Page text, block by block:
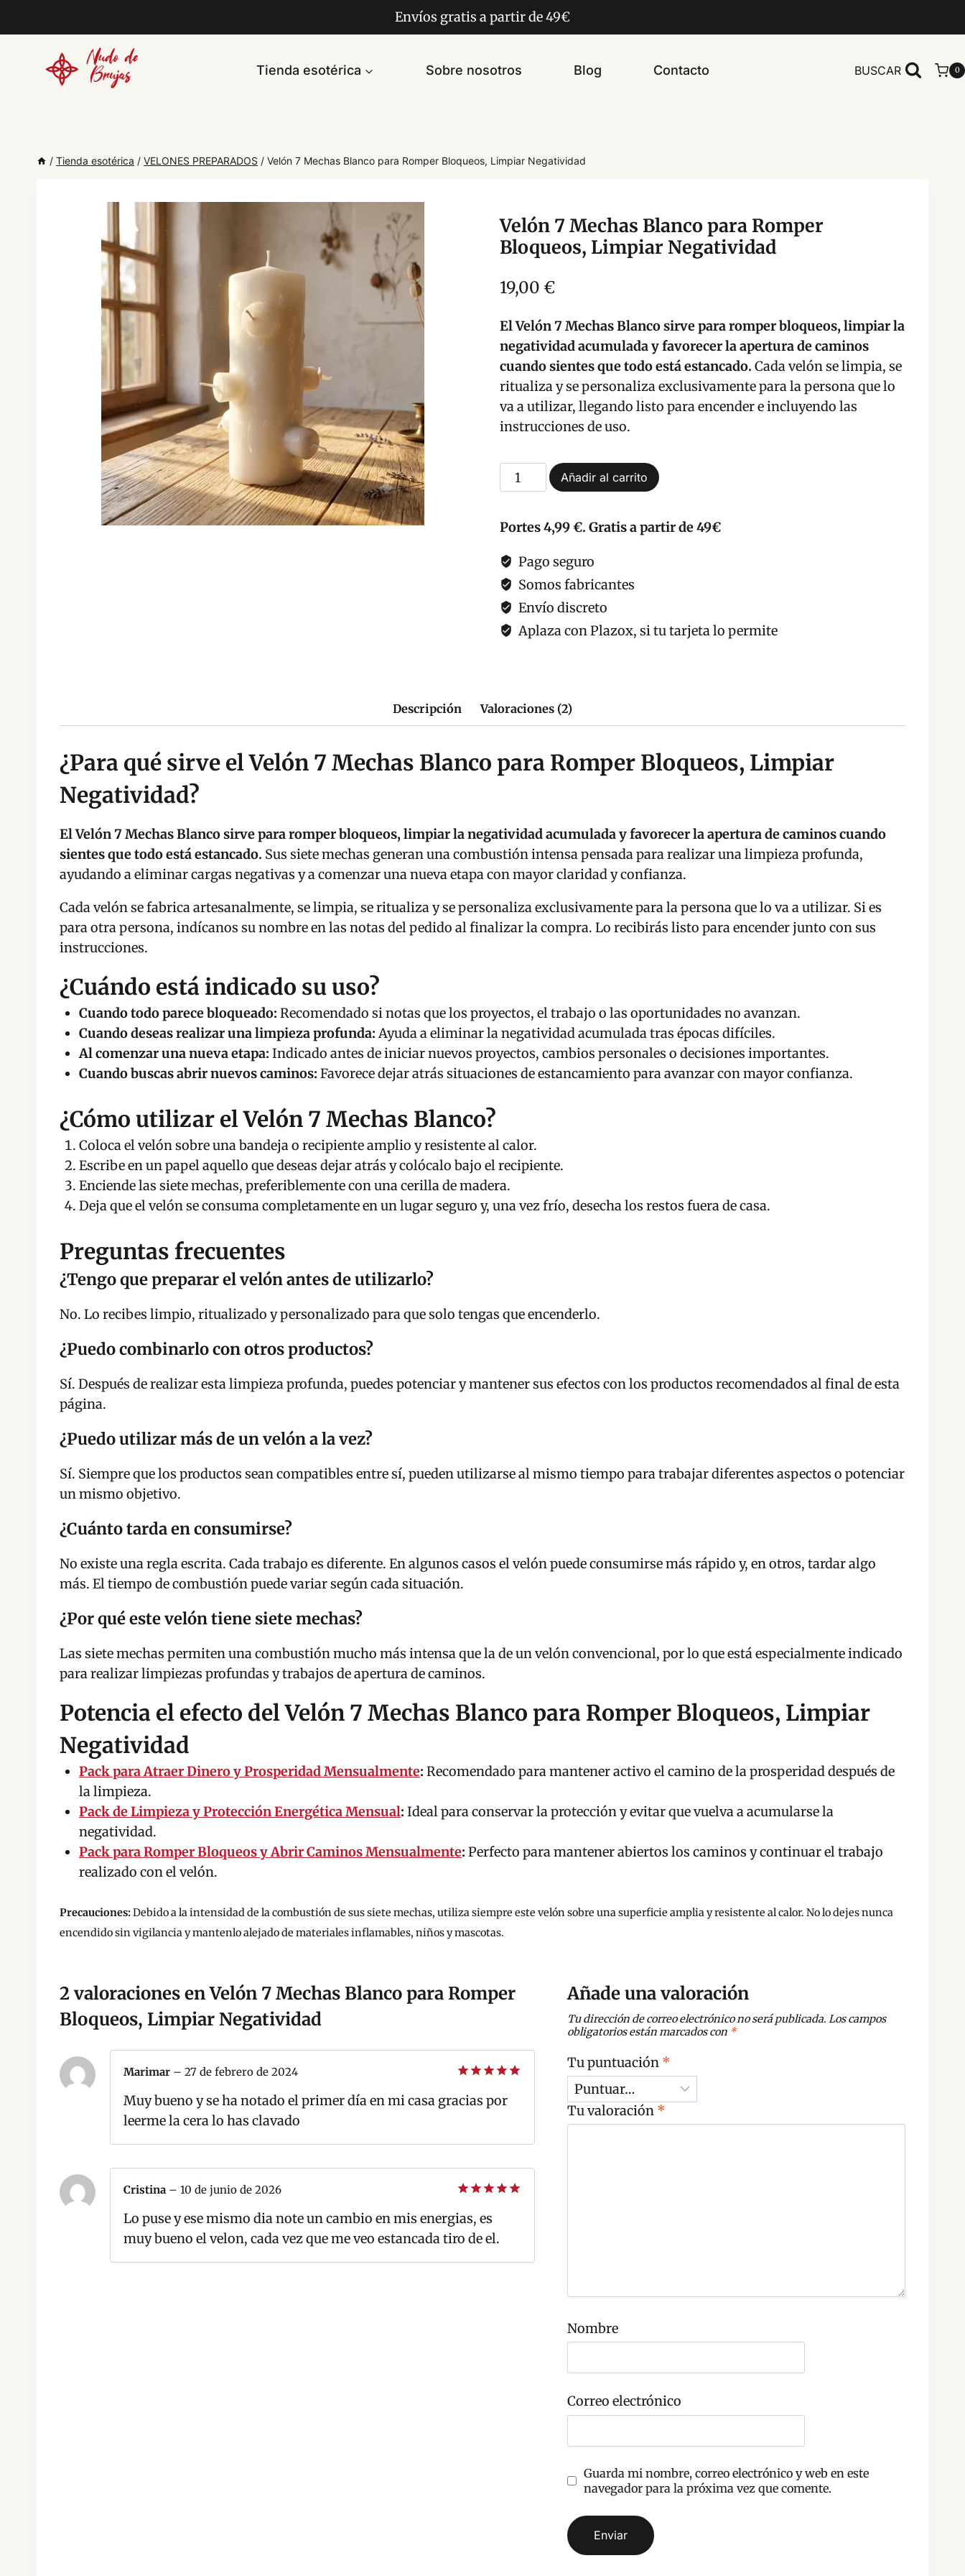
contenido
Envíos gratis a partir de 49€
Tienda esotérica Sobre nosotros Blog Contacto BUSCAR 0
/ Tienda esotérica / VELONES PREPARADOS / Velón 7 Mechas Blanco para Romper Bloqueos, Limpiar Negatividad
Velón 7 Mechas Blanco para Romper
Bloqueos, Limpiar Negatividad
19,00 €
El Velón 7 Mechas Blanco sirve para romper bloqueos, limpiar la
negatividad acumulada y favorecer la apertura de caminos
cuando sientes que todo está estancado. Cada velón se limpia, se
ritualiza y se personaliza exclusivamente para la persona que lo
va a utilizar, llegando listo para encender e incluyendo las
instrucciones de uso.
Velón
7
Blanco
para
Romper
Bloqueos,
Limpiar
Negatividad
Añadir al carrito
Portes 4,99 €. Gratis a partir de 49€
Pago seguro
Somos fabricantes
Envío discreto
Aplaza con Plazox, si tu tarjeta lo permite
Descripción Valoraciones (2)
¿Para qué sirve el Velón 7 Mechas Blanco para Romper Bloqueos, Limpiar
Negatividad?
El Velón 7 Mechas Blanco sirve para romper bloqueos, limpiar la negatividad acumulada y favorecer la apertura de caminos cuando
sientes que todo está estancado. Sus siete mechas generan una combustión intensa pensada para realizar una limpieza profunda,
ayudando a eliminar cargas negativas y a comenzar una nueva etapa con mayor claridad y confianza.
Cada velón se fabrica artesanalmente, se limpia, se ritualiza y se personaliza exclusivamente para la persona que lo va a utilizar. Si es
para otra persona, indícanos su nombre en las notas del pedido al finalizar la compra. Lo recibirás listo para encender junto con sus
instrucciones.
¿Cuándo está indicado su uso?
Cuando todo parece bloqueado: Recomendado si notas que los proyectos, el trabajo o las oportunidades no avanzan.
Cuando deseas realizar una limpieza profunda:Ayuda a eliminar la negatividad acumulada tras épocas difíciles.
Al comenzar una nueva etapa: Indicado antes de iniciar nuevos proyectos, cambios personales o decisiones importantes.
Cuando buscas abrir nuevos caminos: Favorece dejar atrás situaciones de estancamiento para avanzar con mayor confianza.
¿Cómo utilizar el Velón 7 Mechas Blanco?
Coloca el velón sobre una bandeja o recipiente amplio y resistente al calor.
Escribe en un papel aquello que deseas dejar atrás y colócalo bajo el recipiente.
Enciende las siete mechas, preferiblemente con una cerilla de madera.
Deja que el velón se consuma completamente en un lugar seguro y, una vez frío, desecha los restos fuera de casa.
Preguntas frecuentes
¿Tengo que preparar el velón antes de utilizarlo?
No. Lo recibes limpio, ritualizado y personalizado para que solo tengas que encenderlo.
¿Puedo combinarlo con otros productos?
Sí. Después de realizar esta limpieza profunda, puedes potenciar y mantener sus efectos con los productos recomendados al final de esta
página.
¿Puedo utilizar más de un velón a la vez?
Sí. Siempre que los productos sean compatibles entre sí, pueden utilizarse al mismo tiempo para trabajar diferentes aspectos o potenciar
un mismo objetivo.
¿Cuánto tarda en consumirse?
No existe una regla escrita. Cada trabajo es diferente. En algunos casos el velón puede consumirse más rápido y, en otros, tardar algo
más. El tiempo de combustión puede variar según cada situación.
¿Por qué este velón tiene siete mechas?
Las siete mechas permiten una combustión mucho más intensa que la de un velón convencional, por lo que está especialmente indicado
para realizar limpiezas profundas y trabajos de apertura de caminos.
Potencia el efecto del Velón 7 Mechas Blanco para Romper Bloqueos, Limpiar
Negatividad
Pack para Atraer Dinero y Prosperidad Mensualmente: Recomendado para mantener activo el camino de la prosperidad después de
la limpieza.
Pack de Limpieza y Protección Energética Mensual: Ideal para conservar la protección y evitar que vuelva a acumularse la
negatividad.
Pack para Romper Bloqueos y Abrir Caminos Mensualmente: Perfecto para mantener abiertos los caminos y continuar el trabajo
realizado con el velón.
Precauciones:Debido a la intensidad de la combustión de sus siete mechas, utiliza siempre este velón sobre una superficie amplia y resistente al calor. No lo dejes nunca
encendido sin vigilancia y mantenlo alejado de materiales inflamables, niños y mascotas.
2 valoraciones enVelón 7 Mechas Blanco para Romper
Bloqueos, Limpiar Negatividad
con5de 5
Marimar – 27 de febrero de 2024
Muy bueno y se ha notado el primer día en mi casa gracias por
leerme la cera lo has clavado
con5de 5
Cristina – 10 de junio de 2026
Lo puse y ese mismo dia note un cambio en mis energias, es
muy bueno el velon, cada vez que me veo estancada tiro de el.
Añade una valoración
Tu dirección de correo electrónico no será publicada. Los campos
obligatorios están marcados con *
Tu puntuación *
Tu valoración *
m
e
r
i
o
Nombre
Correo electrónico
Guarda mi nombre, correo electrónico y web en este
navegador para la próxima vez que comente.